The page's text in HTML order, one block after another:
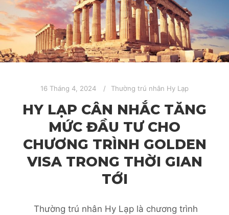
16 Tháng 4, 2024 Thường trú nhân Hy Lạp
HY LẠP CÂN NHẮC TĂNG
MỨC ĐẦU TƯ CHO
CHƯƠNG TRÌNH GOLDEN
VISA TRONG THỜI GIAN
TỚI
Thường trú nhân Hy Lạp là chương trình